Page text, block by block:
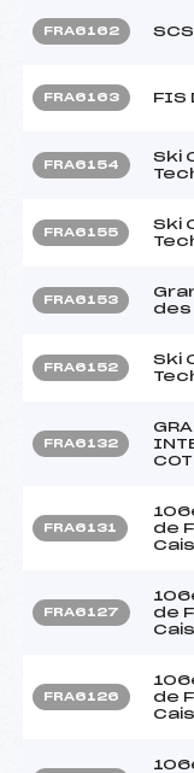
FRA6162
FRA6163 FIS
FRA6154
Ski
FRA6155
Ski
FRA6153
des
FRA6152
Ski
FRA6132
FRA6131
de
FRA6127
de
FRA6126
de